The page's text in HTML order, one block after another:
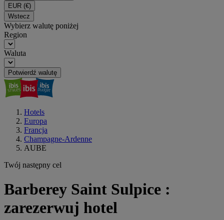
EUR (€)
Wstecz
Wybierz walutę poniżej
Region
Waluta
Potwierdź walutę
Hotels
Europa
Francja
Champagne-Ardenne
AUBE
Twój następny cel
Barberey Saint Sulpice :
zarezerwuj hotel